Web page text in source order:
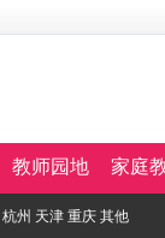
教师园地 家庭
杭州 天津 重庆 其他